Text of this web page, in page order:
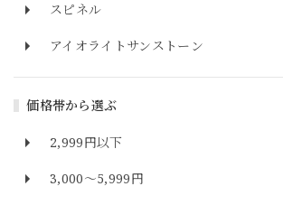
スピネル
アイオライトサンストーン
価格帯から選ぶ
2,999円以下
3,000～5,999円